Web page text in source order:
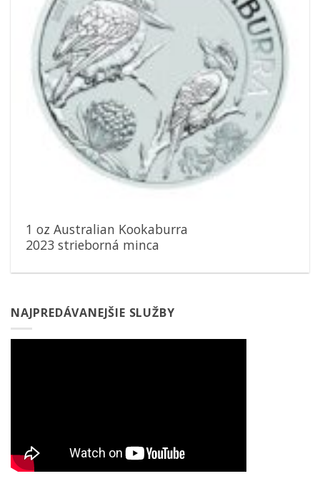
1 oz Australian Kookaburra
2023 strieborná minca
NAJPREDÁVANEJŠIE SLUŽBY